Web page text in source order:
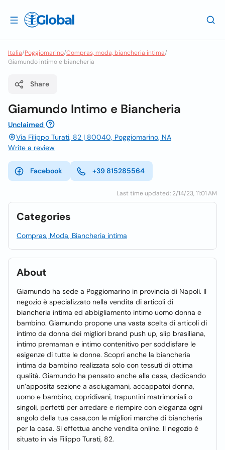
Italia/Poggiomarino/Compras, moda, biancheria intima/
Giamundo intimo e biancheria
Share
Giamundo Intimo e Biancheria
Unclaimed
Via Filippo Turati, 82 | 80040, Poggiomarino, NA
Write a review
Facebook +39 815285564
Last time updated: 2/14/23, 11:01 AM
Categories
Compras, Moda, Biancheria intima
About
Giamundo ha sede a Poggiomarino in provincia di Napoli. Il
negozio è specializzato nella vendita di articoli di
biancheria intima ed abbigliamento intimo uomo donna e
bambino. Giamundo propone una vasta scelta di articoli di
intimo da donna dei migliori brand push up, slip brasiliana,
intimo premaman e intimo contenitivo per soddisfare le
esigenze di tutte le donne. Scopri anche la biancheria
intima da bambino realizzata solo con tessuti di ottima
qualità. Giamundo ha pensato anche alla casa, dedicando
un’apposita sezione a asciugamani, accappatoi donna,
uomo e bambino, copridivani, trapuntini matrimoniali o
singoli, perfetti per arredare e riempire con eleganza ogni
angolo della tua casa,con le migliori marche di biancheria
per la casa. Si effettua anche vendita online. Il negozio è
situato in via Filippo Turati, 82.